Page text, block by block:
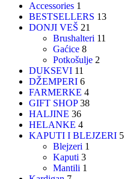
Accessories 1
BESTSELLERS 13
DONJI VEŠ 21
Brushalteri 11
Gaćice 8
Potkošulje 2
DUKSEVI 11
DŽEMPERI 6
FARMERKE 4
GIFT SHOP 38
HALJINE 36
HELANKE 4
KAPUTI I BLEJZERI 5
Blejzeri 1
Kaputi 3
Mantili 1